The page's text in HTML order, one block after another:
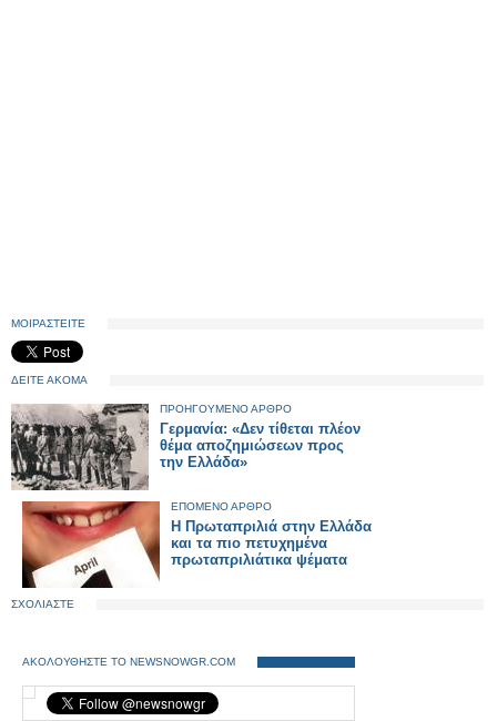
ΜΟΙΡΑΣΤΕΙΤΕ
ΔΕΙΤΕ ΑΚΟΜΑ
ΠΡΟΗΓΟΥΜΕΝΟ ΑΡΘΡΟ
Γερμανία: «Δεν τίθεται πλέον
θέμα αποζημιώσεων προς
την Ελλάδα»
ΕΠΟΜΕΝΟ ΑΡΘΡΟ
Η Πρωταπριλιά στην Ελλάδα
και τα πιο πετυχημένα
πρωταπριλιάτικα ψέματα
ΣΧΟΛΙΑΣΤΕ
ΑΚΟΛΟΥΘΗΣΤΕ ΤΟ NEWSNOWGR.COM